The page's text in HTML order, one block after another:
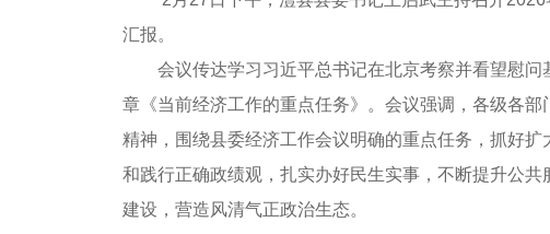
汇报。
会议传达学习习近平总书记在北京考察并看望慰
章《当前经济工作的重点任务》。会议强调，各级各
精神，围绕县委经济工作会议明确的重点任务，抓好扩
和践行正确政绩观，扎实办好民生实事，不断提升公
建设，营造风清气正政治生态。